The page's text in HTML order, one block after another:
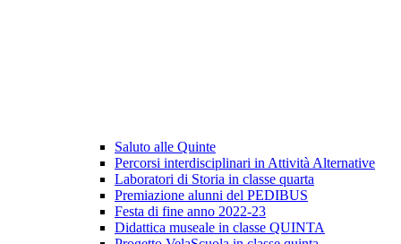
Saluto alle Quinte
Percorsi interdisciplinari in Attività Alternative
Laboratori di Storia in classe quarta
Premiazione alunni del PEDIBUS
Festa di fine anno 2022-23
Didattica museale in classe QUINTA